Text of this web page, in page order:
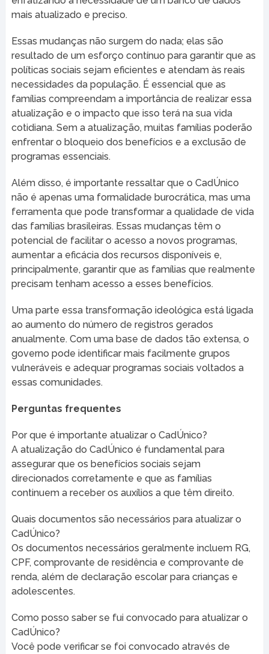
mais atualizado e preciso.
Essas mudanças não surgem do nada; elas são
resultado de um esforço contínuo para garantir que as
políticas sociais sejam eficientes e atendam às reais
necessidades da população. É essencial que as
famílias compreendam a importância de realizar essa
atualização e o impacto que isso terá na sua vida
cotidiana. Sem a atualização, muitas famílias poderão
enfrentar o bloqueio dos benefícios e a exclusão de
programas essenciais.
Além disso, é importante ressaltar que o CadÚnico
não é apenas uma formalidade burocrática, mas uma
ferramenta que pode transformar a qualidade de vida
das famílias brasileiras. Essas mudanças têm o
potencial de facilitar o acesso a novos programas,
aumentar a eficácia dos recursos disponíveis e,
principalmente, garantir que as famílias que realmente
precisam tenham acesso a esses benefícios.
Uma parte essa transformação ideológica está ligada
ao aumento do número de registros gerados
anualmente. Com uma base de dados tão extensa, o
governo pode identificar mais facilmente grupos
vulneráveis e adequar programas sociais voltados a
essas comunidades.
Perguntas frequentes
Por que é importante atualizar o CadÚnico?
A atualização do CadÚnico é fundamental para
assegurar que os benefícios sociais sejam
direcionados corretamente e que as famílias
continuem a receber os auxílios a que têm direito.
Quais documentos são necessários para atualizar o
CadÚnico?
Os documentos necessários geralmente incluem RG,
CPF, comprovante de residência e comprovante de
renda, além de declaração escolar para crianças e
adolescentes.
Como posso saber se fui convocado para atualizar o
CadÚnico?
Você pode verificar se foi convocado através de